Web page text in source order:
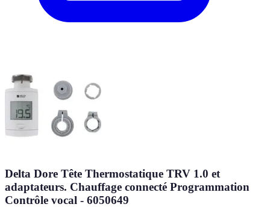
Delta Dore Tête Thermostatique TRV 1.0 et
adaptateurs. Chauffage connecté Programmation
Contrôle vocal - 6050649